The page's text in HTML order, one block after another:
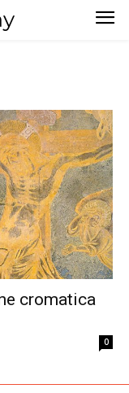
cromatica
0